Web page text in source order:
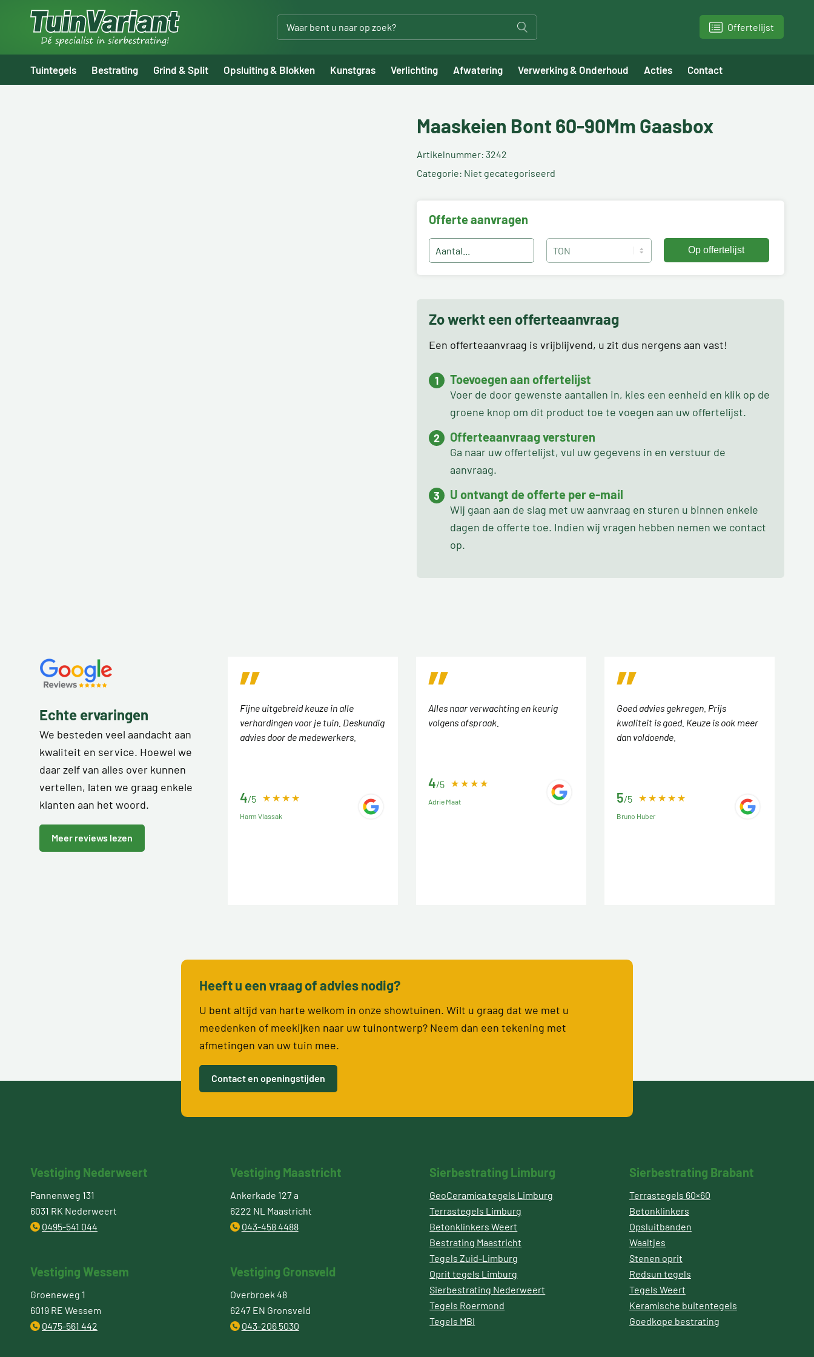
Offertelijst
Tuintegels Bestrating Grind & Split Opsluiting & Blokken Kunstgras Verlichting Afwatering Verwerking & Onderhoud Acties Contact
Maaskeien Bont 60-90Mm Gaasbox
Artikelnummer: 3242
Categorie: Niet gecategoriseerd
Offerte aanvragen
Zo werkt een offerteaanvraag
Een offerteaanvraag is vrijblijvend, u zit dus nergens aan vast!
Toevoegen aan offertelijst
Voer de door gewenste aantallen in, kies een eenheid en klik op de
groene knop om dit product toe te voegen aan uw offertelijst.
Offerteaanvraag versturen
Ga naar uw offertelijst, vul uw gegevens in en verstuur de
aanvraag.
U ontvangt de offerte per e-mail
Wij gaan aan de slag met uw aanvraag en sturen u binnen enkele
dagen de offerte toe. Indien wij vragen hebben nemen we contact
op.
Echte ervaringen
We besteden veel aandacht aan
kwaliteit en service. Hoewel we
daar zelf van alles over kunnen
vertellen, laten we graag enkele
klanten aan het woord.
Meer reviews lezen
Fijne uitgebreid keuze in alle
verhardingen voor je tuin. Deskundig
advies door de medewerkers.
4/5
Harm Vlassak
Alles naar verwachting en keurig
volgens afspraak.
4/5
Adrie Maat
Goed advies gekregen. Prijs
kwaliteit is goed. Keuze is ook meer
dan voldoende.
5/5
Bruno Huber
Heeft u een vraag of advies nodig?
U bent altijd van harte welkom in onze showtuinen. Wilt u graag dat we met u
meedenken of meekijken naar uw tuinontwerp? Neem dan een tekening met
afmetingen van uw tuin mee.
Contact en openingstijden
Vestiging Nederweert
Pannenweg 131
6031 RK Nederweert
0495-541 044
Vestiging Wessem
Groeneweg 1
6019 RE Wessem
0475-561 442
Vestiging Maastricht
Ankerkade 127 a
6222 NL Maastricht
043-458 4488
Vestiging Gronsveld
Overbroek 48
6247 EN Gronsveld
043-206 5030
Sierbestrating Limburg
GeoCeramica tegels Limburg
Terrastegels Limburg
Betonklinkers Weert
Bestrating Maastricht
Tegels Zuid-Limburg
Oprit tegels Limburg
Sierbestrating Nederweert
Tegels Roermond
Tegels MBI
Sierbestrating Brabant
Terrastegels 60×60
Betonklinkers
Opsluitbanden
Waaltjes
Stenen oprit
Redsun tegels
Tegels Weert
Keramische buitentegels
Goedkope bestrating